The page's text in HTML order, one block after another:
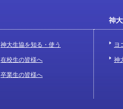
神大生協を知る・使う
在校生の皆様へ
卒業生の皆様へ
ヨ
神